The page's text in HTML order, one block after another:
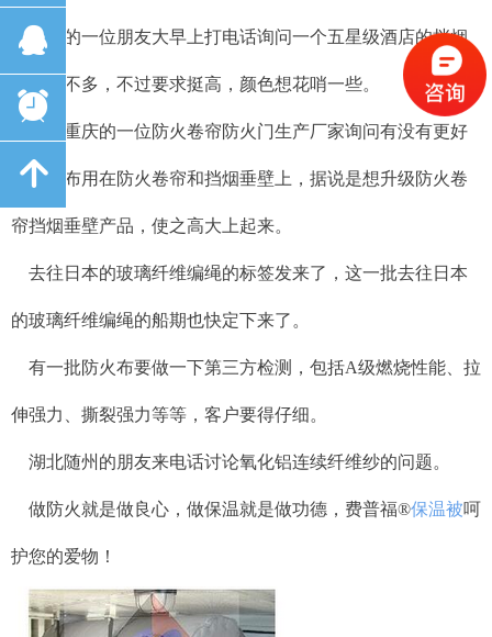
北京的一位朋友大早上打电话询问一个五星级酒店的挡烟
垂壁，不多，不过要求挺高，颜色想花哨一些。
来自重庆的一位防火卷帘防火门生产厂家询问有没有更好
的防火布用在防火卷帘和挡烟垂壁上，据说是想升级防火卷
帘挡烟垂壁产品，使之高大上起来。
去往日本的玻璃纤维编绳的标签发来了，这一批去往日本
的玻璃纤维编绳的船期也快定下来了。
有一批防火布要做一下第三方检测，包括A级燃烧性能、拉
伸强力、撕裂强力等等，客户要得仔细。
湖北随州的朋友来电话讨论氧化铝连续纤维纱的问题。
做防火就是做良心，做保温就是做功德，费普福®保温被呵
护您的爱物！
뀩
뀥
녕